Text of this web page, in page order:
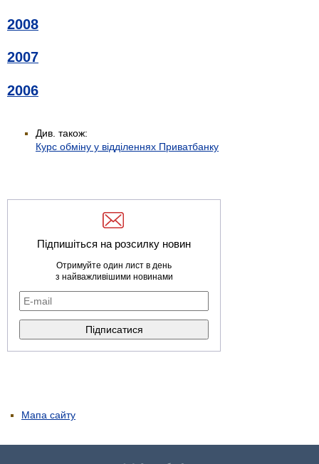
2008
2007
2006
Див. також:
Курс обміну у відділеннях Приватбанку
Підпишіться на розсилку новин
Отримуйте один лист в день
з найважливішими новинами
Мапа сайту